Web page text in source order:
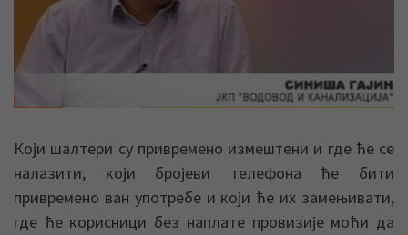
Који шалтери су привремено измештени и где ће се
налазити, који бројеви телефона ће бити
привремено ван употребе и који ће их замењивати,
где ће корисници без наплате провизије моћи да